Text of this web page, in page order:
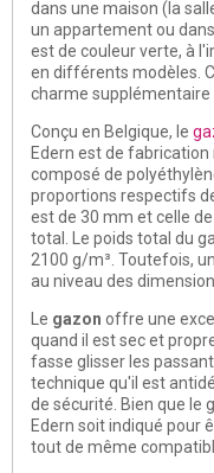
dans une maison (la
un appartement ou
est de couleur verte, à
en différents modèles.
charme supplémentaire
Conçu en Belgique, le
Edern est de
composé de
proportions respectifs
est de 30 mm et celle
total. Le poids total du
2100 g/m³. Toutefois,
au niveau des
Le gazon offre une
quand il est sec et
fasse glisser les
technique qu'il est
de sécurité . Bien que
Edern soit indiqué pour
tout de même